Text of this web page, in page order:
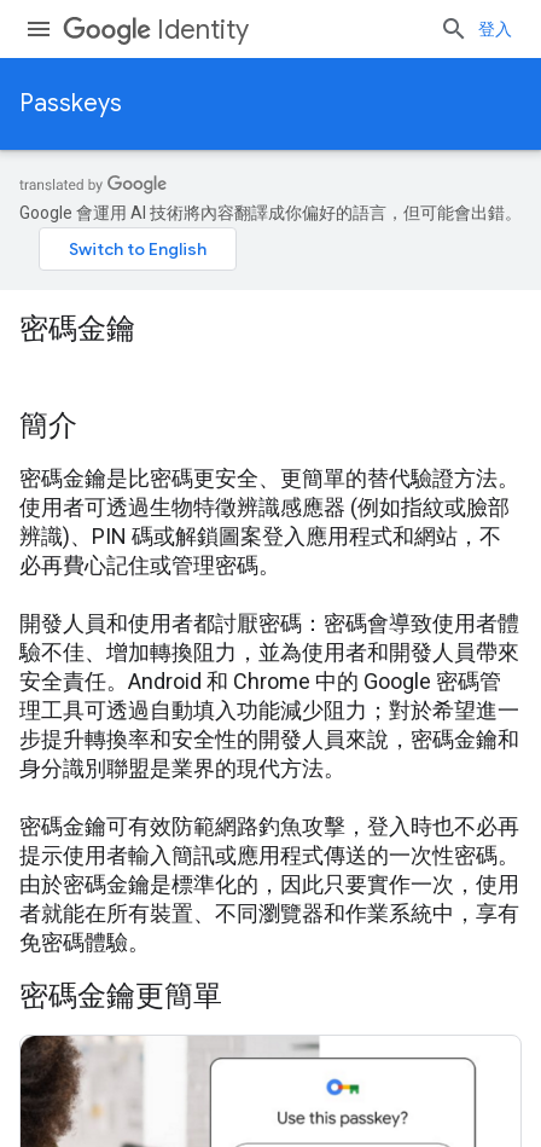
Identity 登入
Passkeys
Google 會運用 AI 技術將內容翻譯成你偏好的語言，但可能會出錯。
密碼金鑰
簡介
密碼金鑰是比密碼更安全、更簡單的替代驗證方法。
使用者可透過生物特徵辨識感應器 (例如指紋或臉部
辨識)、PIN 碼或解鎖圖案登入應用程式和網站，不
必再費心記住或管理密碼。
開發人員和使用者都討厭密碼：密碼會導致使用者體
驗不佳、增加轉換阻力，並為使用者和開發人員帶來
安全責任。Android 和 Chrome 中的 Google 密碼管
理工具可透過自動填入功能減少阻力；對於希望進一
步提升轉換率和安全性的開發人員來說，密碼金鑰和
身分識別聯盟是業界的現代方法。
密碼金鑰可有效防範網路釣魚攻擊，登入時也不必再
提示使用者輸入簡訊或應用程式傳送的一次性密碼。
由於密碼金鑰是標準化的，因此只要實作一次，使用
者就能在所有裝置、不同瀏覽器和作業系統中，享有
免密碼體驗。
密碼金鑰更簡單